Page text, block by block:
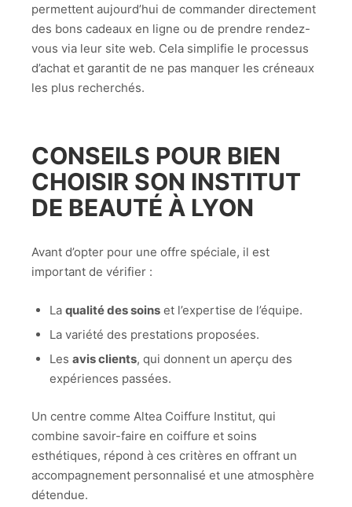
permettent aujourd’hui de commander directement
des bons cadeaux en ligne ou de prendre rendez-
vous via leur site web. Cela simplifie le processus
d’achat et garantit de ne pas manquer les créneaux
les plus recherchés.
CONSEILS POUR BIEN
CHOISIR SON INSTITUT
DE BEAUTÉ À LYON
Avant d’opter pour une offre spéciale, il est
important de vérifier :
La qualité des soinset l’expertise de l’équipe.
La variété des prestations proposées.
Les avis clients, qui donnent un aperçu des
expériences passées.
Un centre comme Altea Coiffure Institut, qui
combine savoir-faire en coiffure et soins
esthétiques, répond à ces critères en offrant un
accompagnement personnalisé et une atmosphère
détendue.